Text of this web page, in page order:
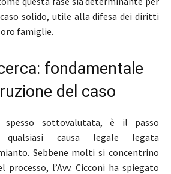
solido, utile alla difesa dei diritti
famiglie.
fondamentale
del caso
spesso sottovalutata, è il passo
qualsiasi causa legale legata
Sebbene molti si concentrino
l’Avv. Cicconi ha spiegato